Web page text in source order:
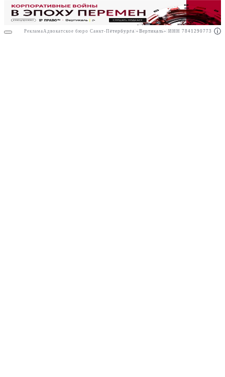
Реклама АО"Право.ру" ИНН: 7708095468
Реклама Адвокатское бюро Санкт-Петербурга «Вертикаль» ИНН 7841290773